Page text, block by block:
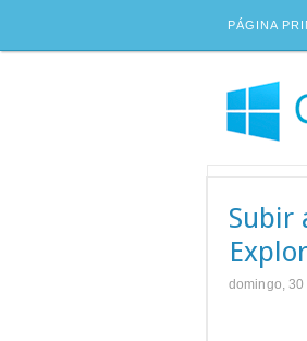
PÁGINA
Subir
domingo, 30